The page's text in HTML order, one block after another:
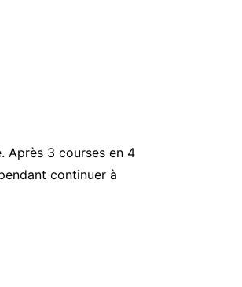
Après 3 courses en 4
continuer à